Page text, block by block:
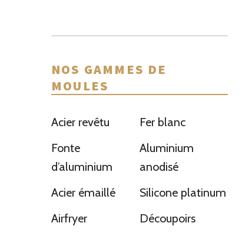
NOS GAMMES DE
MOULES
Acier revêtu
Fer blanc
Fonte
d’aluminium
Aluminium
anodisé
Acier émaillé
Silicone platinum
Airfryer
Découpoirs